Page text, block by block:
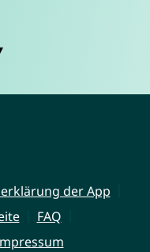
der App
FAQ